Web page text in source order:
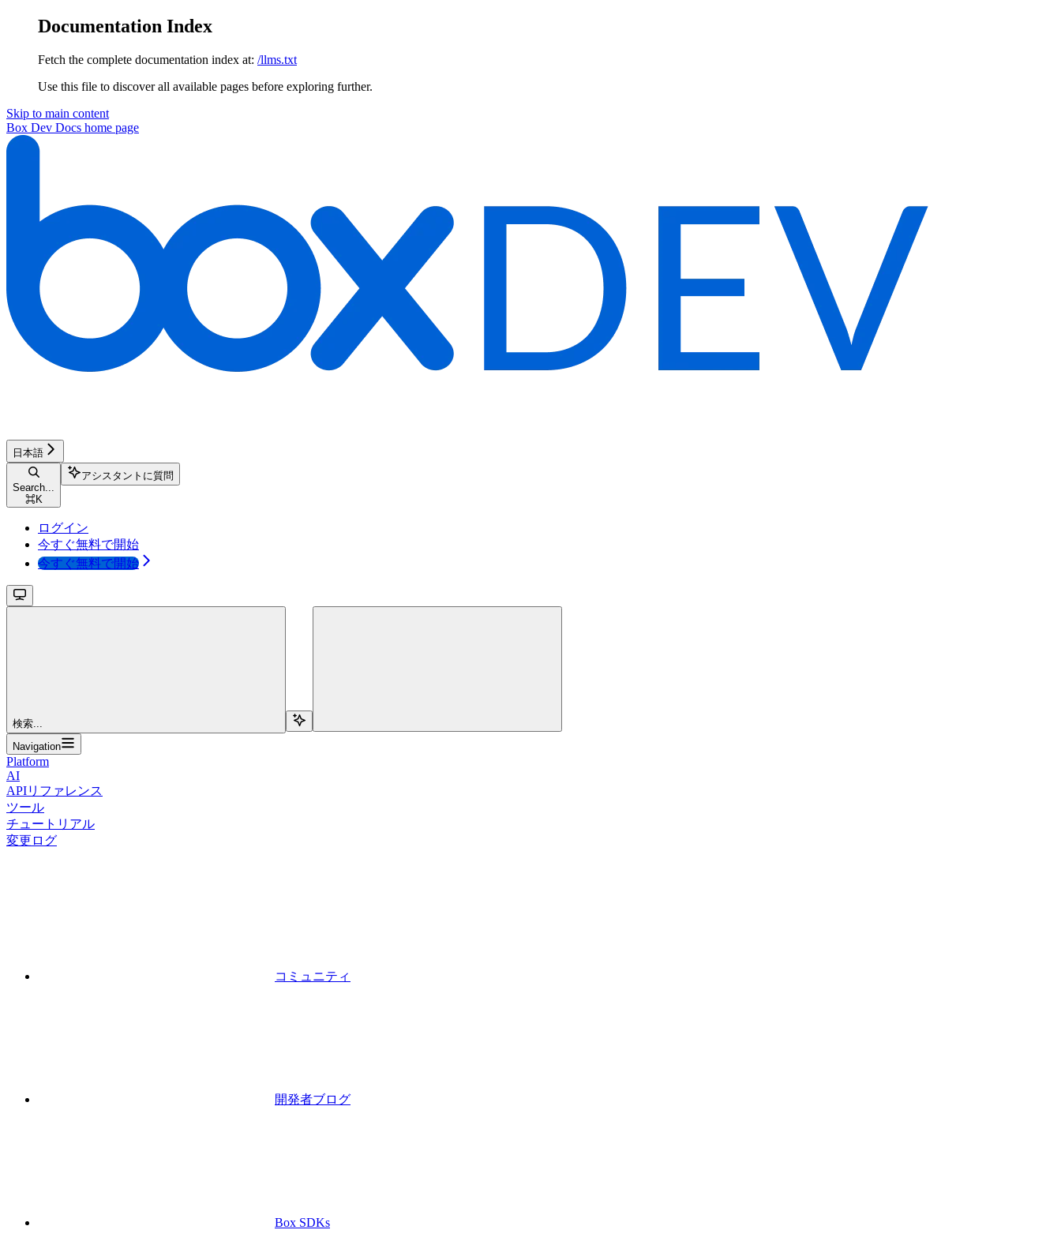
Documentation Index
Fetch the complete documentation index at: /llms.txt
Use this file to discover all available pages before exploring further.
Skip to main content
Box Dev Docs home page
日本語
Search...
⌘K
アシスタントに質問
ログイン
今すぐ無料で開始
今すぐ無料で開始
検索...
Navigation
Platform
AI
APIリファレンス
ツール
チュートリアル
変更ログ
コミュニティ
開発者ブログ
Box SDKs